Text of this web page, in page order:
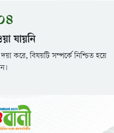
যায়নি
করে, বিষয়টি সম্পর্কে নিশ্চিত হয়ে